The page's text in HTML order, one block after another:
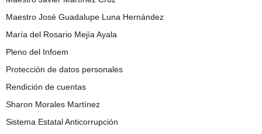
Maestro José Guadalupe Luna Hernández
María del Rosario Mejía Ayala
Pleno del Infoem
Protección de datos personales
Rendición de cuentas
Sharon Morales Martínez
Sistema Estatal Anticorrupción